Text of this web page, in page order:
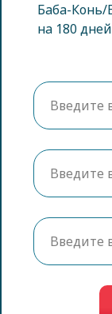
Баба-
на 180